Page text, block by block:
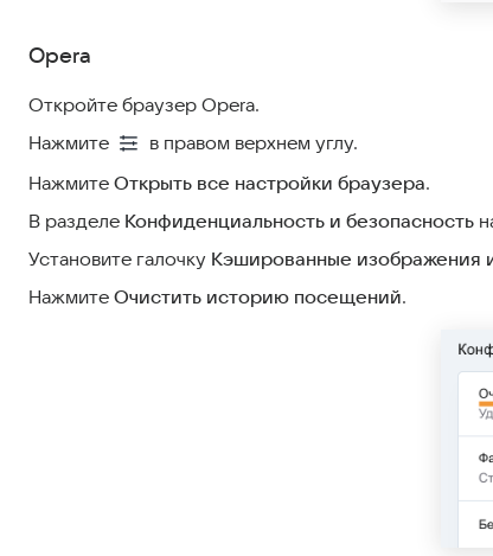
Opera
Откройте браузер Opera.
Нажмите
в правом верхнем углу.
Нажмите Открыть все настройки браузера.
В разделе Конфиденциальность и безопасность
Установите галочку Кэшированные изображения
Нажмите Очистить историю посещений.